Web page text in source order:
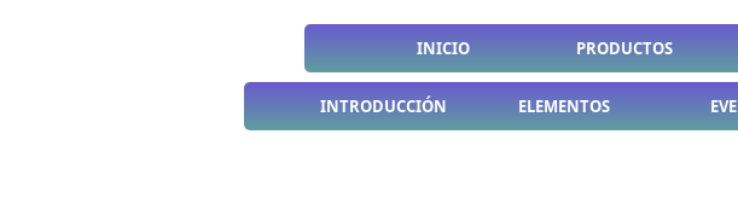
INICIO PRODUCTOS
INTRODUCCIÓN ELEMENTOS